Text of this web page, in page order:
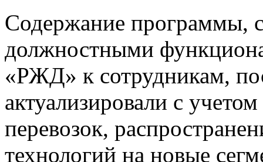
Содержание программы,
должностными
«РЖД» к сотрудникам,
актуализировали с
перевозок,
технологий на новые